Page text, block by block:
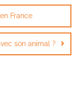
France
son animal ?